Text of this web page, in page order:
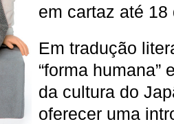
em cartaz até 18
Em tradução
“forma humana”
da cultura do
oferecer uma